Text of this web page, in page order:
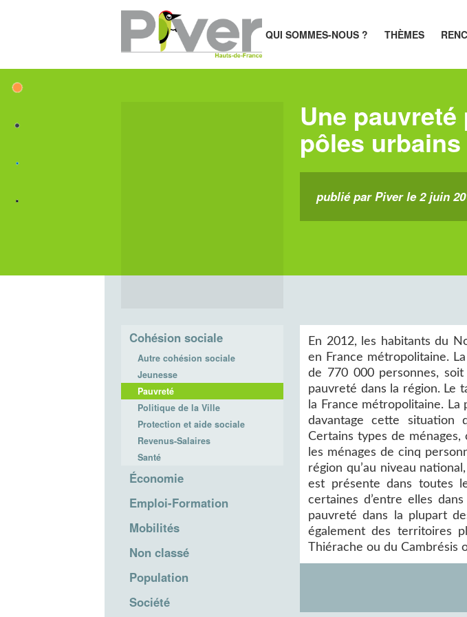
QUI SOMMES-NOUS ? THÈMES
Une
pôles urbains
publié par Piver le 2 juin
Cohésion sociale
Autre cohésion sociale
Jeunesse
Pauvreté
Politique de la Ville
Protection et aide sociale
Revenus-Salaires
Santé
Économie
Emploi-Formation
Mobilités
Non classé
Population
Société
En 2012, les habitants du
en France métropolitaine.
de 770 000 personnes,
pauvreté dans la région. Le
la France métropolitaine.
davantage cette situation
Certains types de
les ménages de cinq
région qu’au niveau
est présente dans toutes
certaines d’entre elles
pauvreté dans la plupart
également des territoires
Thiérache ou du Cambrésis